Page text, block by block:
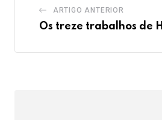
ARTIGO ANTERIOR
Os treze trabalhos de